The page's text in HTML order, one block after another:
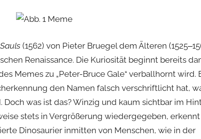
(1562) von Pieter Bruegel dem Älteren
Renaissance. Die Kuriosität beginnt bereits
Memes zu „Peter-Bruce Gale“ verballhornt wird.
den Namen falsch verschriftlicht hat,
was ist das? Winzig und kaum sichtbar im
stets in Vergrößerung wiedergegeben,
Dinosaurier inmitten von Menschen, wie in der